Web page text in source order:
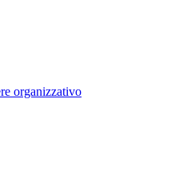
organizzativo